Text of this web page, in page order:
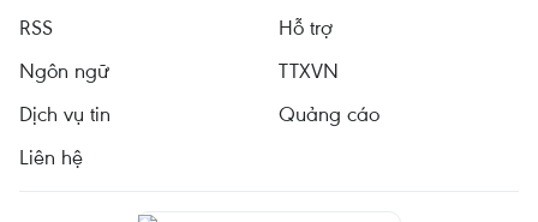
RSS
Hỗ trợ
Ngôn ngữ
TTXVN
Dịch vụ tin
Quảng cáo
Liên hệ